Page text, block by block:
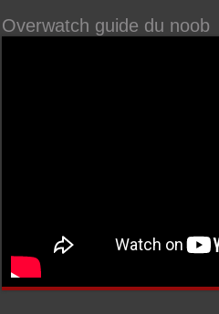
Overwatch guide du noob